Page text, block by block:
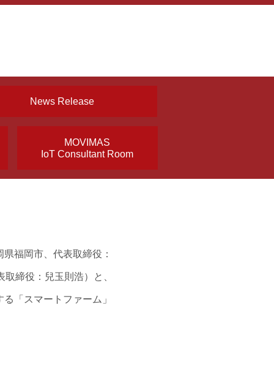
News Release
MOVIMAS
IoT Consultant Room
福岡市、代表取締役：
締役：兒玉則浩）と、
「スマートファーム」